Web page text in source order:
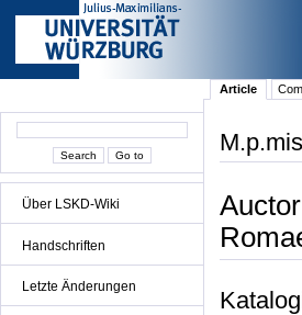
Über LSKD-Wiki
Handschriften
Letzte Änderungen
Article